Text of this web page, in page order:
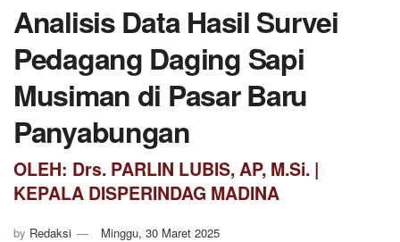
Analisis Data Hasil Survei
Pedagang Daging Sapi
Musiman di Pasar Baru
Panyabungan
OLEH: Drs. PARLIN LUBIS, AP, M.Si. |
KEPALA DISPERINDAG MADINA
by Redaksi Minggu, 30 Maret 2025